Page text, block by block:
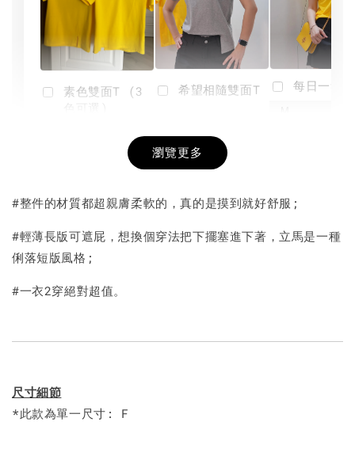
素色雙面T (3
+
希望相隨雙面T
NT$ 190
-
每日一笑
瀏覽更多
#整件的材質都超親膚柔軟的，真的是摸到就好舒服;
#輕薄長版可遮屁，想換個穿法把下擺塞進下著，立馬是一種
俐落短版風格;
#一衣2穿絕對超值。
尺寸細節
*此款為單一尺寸: F